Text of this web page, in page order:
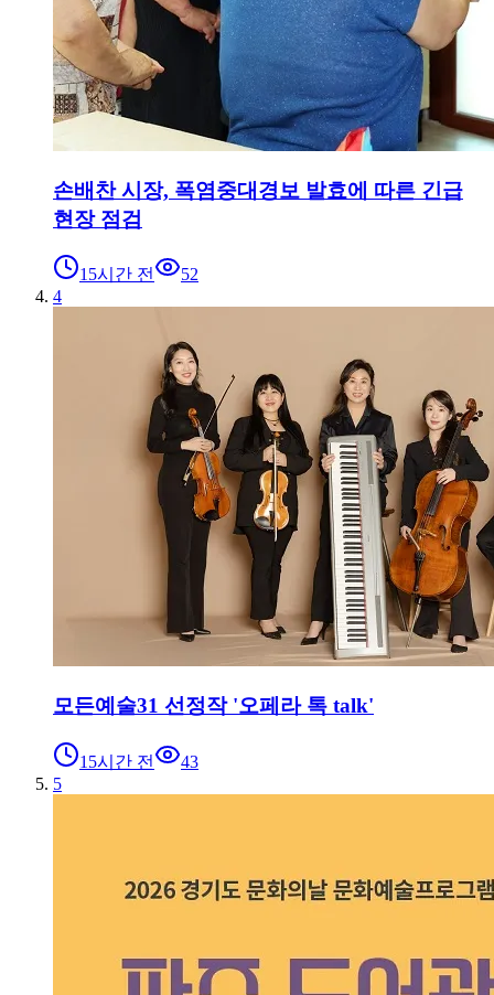
손배찬 시장, 폭염중대경보 발효에 따른 긴급
현장 점검
15시간 전
52
4
모든예술31 선정작 '오페라 톡 talk'
15시간 전
43
5